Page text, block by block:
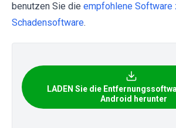
benutzen Sie die empfohlene Software
Schadensoftware.
LADEN Sie die
Android herunter